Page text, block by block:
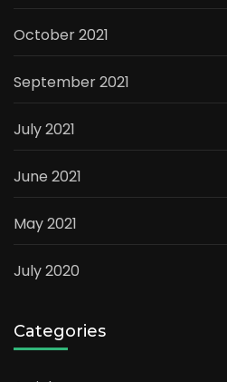
October 2021
September 2021
July 2021
June 2021
May 2021
July 2020
Categories